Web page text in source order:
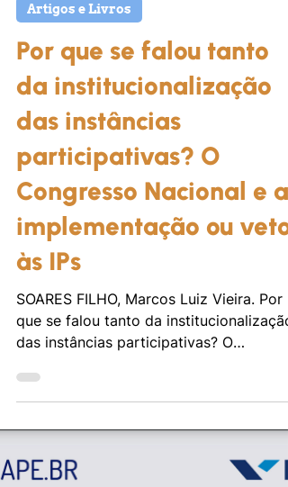
16 de set. de 2024
Por que se falou tanto
da institucionalização
das instâncias
participativas? O
Congresso Nacional e a
implementação ou veto
às IPs
Congresso Nacional e a...